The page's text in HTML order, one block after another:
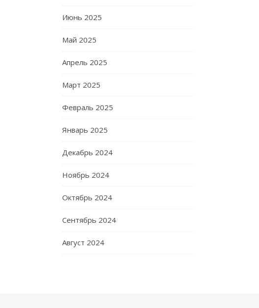
Июнь 2025
Май 2025
Апрель 2025
Март 2025
Февраль 2025
Январь 2025
Декабрь 2024
Ноябрь 2024
Октябрь 2024
Сентябрь 2024
Август 2024